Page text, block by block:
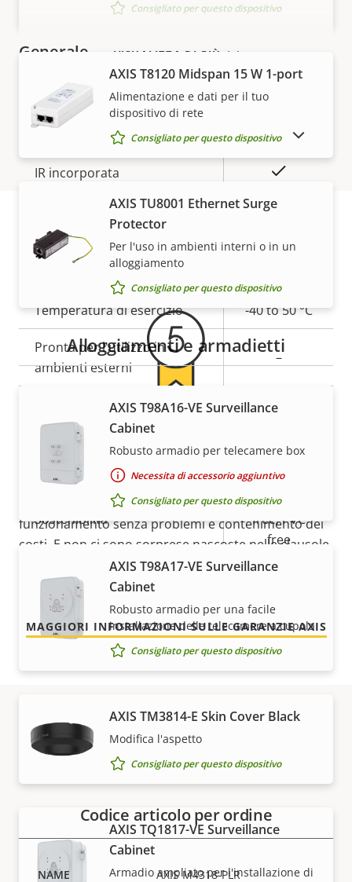
Generale
Descrizione
della
Valore
della
proprietà
Messa a fuoco remota
Zoom remoto –
IR incorporata
Archiviazione locale (slot per
scheda di memoria)
Temperatura di esercizio -40 to 50 °C
Pronta per l'utilizzo in
ambienti esterni
–
Classe di resistenza agli atti
vandalici
IK10
Classificazione IP
Sostenibilità
BFR/CFR
free, PVC
free
VISUALIZZA DI PIÙ
Consigliato per questo dispositivo
AXIS T8120 Midspan 15 W 1-port
Alimentazione e dati per il tuo
dispositivo di rete
Consigliato per questo dispositivo
AXIS TU8001 Ethernet Surge
Protector
Per l'uso in ambienti interni o in un
alloggiamento
Consigliato per questo dispositivo
Alloggiamenti e armadietti
AXIS T98A16-VE Surveillance
Cabinet
Robusto armadio per telecamere box
Necessita di accessorio aggiuntivo
Consigliato per questo dispositivo
AXIS T98A17-VE Surveillance
Cabinet
Robusto armadio per una facile
installazione delle telecamere a cupola
Consigliato per questo dispositivo
AXIS TM3814-E Skin Cover Black
Modifica l'aspetto
Consigliato per questo dispositivo
AXIS TQ1817-VE Surveillance
Cabinet
Armadio ampliato per l'installazione di
MOSTRA DISPOSITIVI FUORI PRODUZIONE
Garanzia
5 anni di garanzia per la
massima tranquillità
La nostra nuova garanzia di 5 anni offre anni di
funzionamento senza problemi e contenimento dei
costi. E non ci sono sorprese nascoste nelle clausole
scritte in piccolo: otterrai esattamente quello che
promettiamo.
MAGGIORI INFORMAZIONI SULLE GARANZIE AXIS
Codici
Codice articolo per ordine
AXIS M4318-PLR